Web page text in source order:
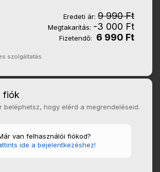
Eredeti ár:9 990 Ft
Megtakarítás: -3 000 Ft
Fizetendő: 6 990 Ft
szolgáltatás.
fiók
beléphetsz, hogy elérd a megrendeléseid.
van felhasználói fiókod?
ide a bejelentkezéshez!